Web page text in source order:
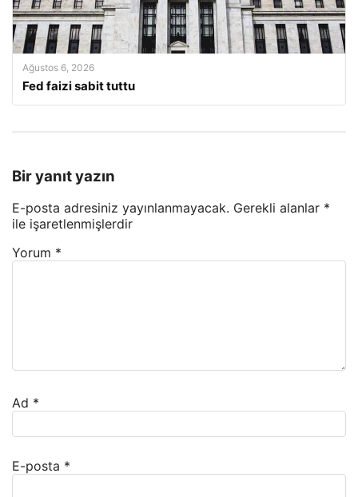
Ağustos 6, 2026
Fed faizi sabit tuttu
Bir yanıt yazın
E-posta adresiniz yayınlanmayacak. Gerekli alanlar *
ile işaretlenmişlerdir
Yorum *
Ad *
E-posta *